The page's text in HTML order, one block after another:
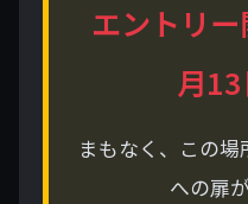
エントリ
月13
まもなく、この
への扉